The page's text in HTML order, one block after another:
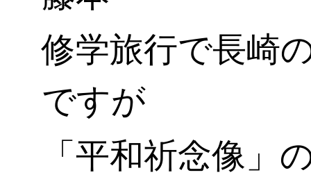
修学旅行で長崎
ですが
「平和祈念像」